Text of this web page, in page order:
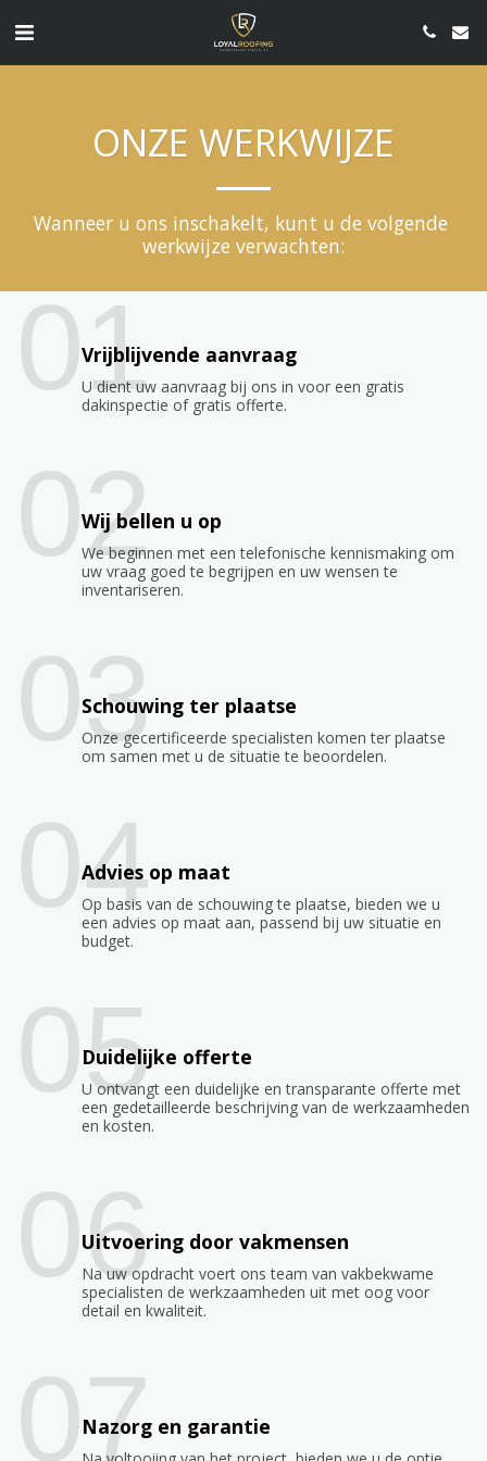
ONZE WERKWIJZE
Wanneer u ons inschakelt, kunt u de volgende
werkwijze verwachten:
01
Vrijblijvende aanvraag
U dient uw aanvraag bij ons in voor een gratis
dakinspectie of gratis offerte.
02
Wij bellen u op
We beginnen met een telefonische kennismaking om
uw vraag goed te begrijpen en uw wensen te
inventariseren.
03
Schouwing ter plaatse
Onze gecertificeerde specialisten komen ter plaatse
om samen met u de situatie te beoordelen.
04
Advies op maat
Op basis van de schouwing te plaatse, bieden we u
een advies op maat aan, passend bij uw situatie en
budget.
05
Duidelijke offerte
U ontvangt een duidelijke en transparante offerte met
een gedetailleerde beschrijving van de werkzaamheden
en kosten.
06
Uitvoering door vakmensen
Na uw opdracht voert ons team van vakbekwame
specialisten de werkzaamheden uit met oog voor
detail en kwaliteit.
07
Nazorg en garantie